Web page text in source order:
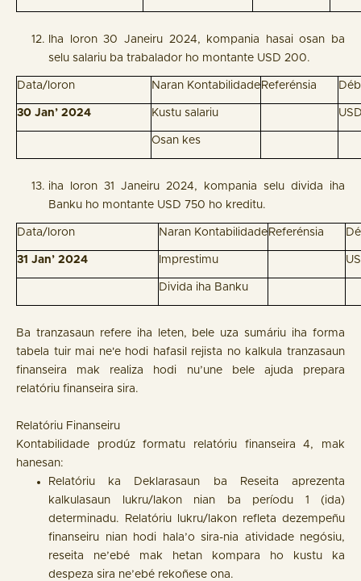
Iha loron 30 Janeiru 2024, kompania hasai osan ba
selu salariu ba trabalador ho montante USD 200.
Data/loron Naran Kontabilidade Referénsia
30 Jan’ 2024 Kustu salariu
Osan kes
iha loron 31 Janeiru 2024, kompania selu divida iha
Banku ho montante USD 750 ho kreditu.
Data/loron Naran Kontabilidade Referénsia
31 Jan’ 2024 Imprestimu
Divida iha Banku
Ba tranzasaun refere iha leten, bele uza sumáriu iha forma
tabela tuir mai ne'e hodi hafasil rejista no kalkula tranzasaun
finanseira mak realiza hodi nu’une bele ajuda prepara
relatóriu finanseira sira.
Relatóriu Finanseiru
Kontabilidade prodúz formatu relatóriu finanseira 4, mak
hanesan:
Relatóriu ka Deklarasaun ba Reseita aprezenta
kalkulasaun lukru/lakon nian ba períodu 1 (ida)
determinadu. Relatóriu lukru/lakon refleta dezempeñu
finanseiru nian hodi hala’o sira-nia atividade negósiu,
reseita ne’ebé mak hetan kompara ho kustu ka
despeza sira ne’ebé rekoñese ona.